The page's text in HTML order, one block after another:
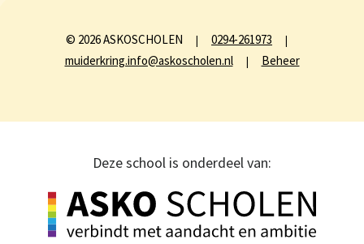
© 2026 ASKOSCHOLEN | 0294-261973 |
muiderkring.info@askoscholen.nl | Beheer
Deze school is onderdeel van: